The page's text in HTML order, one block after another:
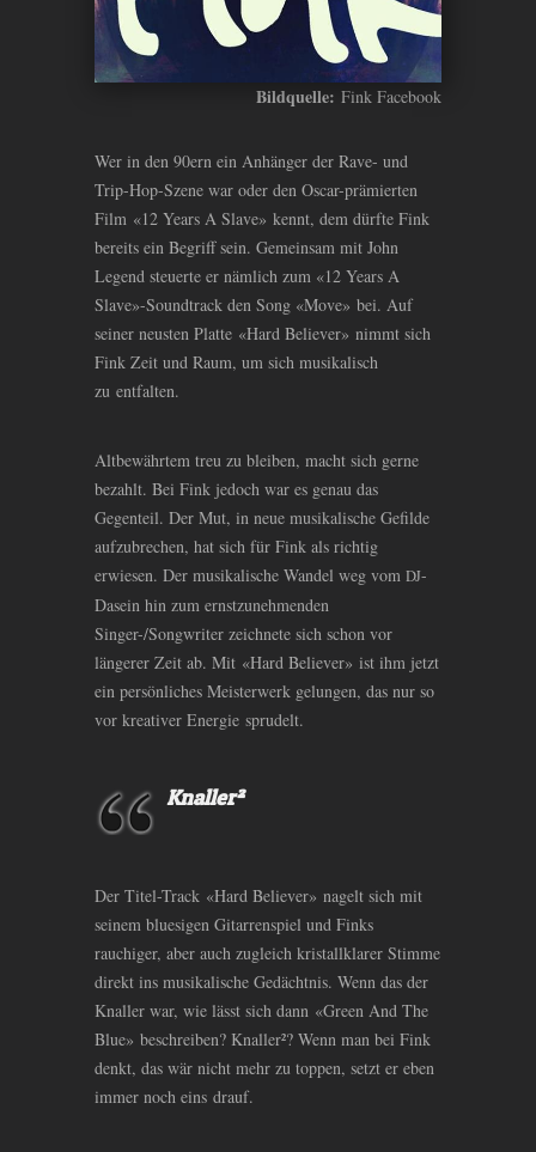
Bildquelle: Fink Facebook
Wer in den 90ern ein Anhänger der Rave- und
Trip-Hop-Szene war oder den Oscar-prämierten
Film «12 Years A Slave» kennt, dem dürfte Fink
bereits ein Begriff sein. Gemeinsam mit John
Legend steuerte er nämlich zum «12 Years A
Slave»-Soundtrack den Song «Move» bei. Auf
seiner neusten Platte «Hard Believer» nimmt sich
Fink Zeit und Raum, um sich musikalisch
zu entfalten.
Altbewährtem treu zu bleiben, macht sich gerne
bezahlt. Bei Fink jedoch war es genau das
Gegenteil. Der Mut, in neue musikalische Gefilde
aufzubrechen, hat sich für Fink als richtig
erwiesen. Der musikalische Wandel weg vom DJ-
Dasein hin zum ernstzunehmenden
Singer-/Songwriter zeichnete sich schon vor
längerer Zeit ab. Mit «Hard Believer» ist ihm jetzt
ein persönliches Meisterwerk gelungen, das nur so
vor kreativer Energie sprudelt.
Knaller²
Der Titel-Track «Hard Believer» nagelt sich mit
seinem bluesigen Gitarrenspiel und Finks
rauchiger, aber auch zugleich kristallklarer Stimme
direkt ins musikalische Gedächtnis. Wenn das der
Knaller war, wie lässt sich dann «Green And The
Blue» beschreiben? Knaller²? Wenn man bei Fink
denkt, das wär nicht mehr zu toppen, setzt er eben
immer noch eins drauf.